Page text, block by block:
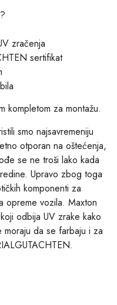
zračenja
sertifikat
kompletom za montažu.
smo najsavremeniju
otporan na oštećenja,
se ne troši lako kada
Upravo zbog toga
komponenti za
opreme vozila. Maxton
odbija UV zrake kako
da se farbaju i za